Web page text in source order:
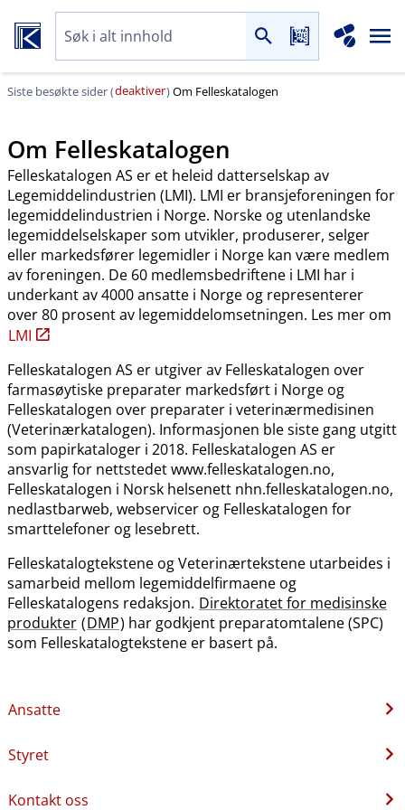
Siste besøkte sider (deaktiver)Om Felleskatalogen
Om Felleskatalogen
Felleskatalogen AS er et heleid datterselskap av
Legemiddelindustrien (LMI). LMI er bransjeforeningen for
legemiddelindustrien i Norge. Norske og utenlandske
legemiddelselskaper som utvikler, produserer, selger
eller markedsfører legemidler i Norge kan være medlem
av foreningen. De 60 medlemsbedriftene i LMI har i
underkant av 4000 ansatte i Norge og representerer
over 80 prosent av legemiddelomsetningen. Les mer om
LMI
Felleskatalogen AS er utgiver av Felleskatalogen over
farmasøytiske preparater markedsført i Norge og
Felleskatalogen over preparater i veterinærmedisinen
(Veterinærkatalogen). Informasjonen ble siste gang utgitt
som papirkataloger i 2018. Felleskatalogen AS er
ansvarlig for nettstedet www.felleskatalogen.no,
Felleskatalogen i Norsk helsenett nhn.felleskatalogen.no,
nedlastbarweb, webservicer og Felleskatalogen for
smarttelefoner og lesebrett.
Felleskatalogtekstene og Veterinærtekstene utarbeides i
samarbeid mellom legemiddelfirmaene og
Felleskatalogens redaksjon. Direktoratet for medisinske
produkter (DMP) har godkjent preparatomtalene (SPC)
som Felleskatalogtekstene er basert på.
Ansatte
Styret
Kontakt oss